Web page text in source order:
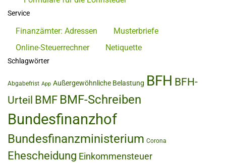
Service
Finanzämter: Adressen
Musterbriefe
Online-Steuerrechner
Netiquette
Schlagwörter
Abgabefrist App Außergewöhnliche Belastung BFH BFH-
Urteil BMF BMF-Schreiben
Bundesfinanzhof
Bundesfinanzministerium Corona
Ehescheidung Einkommensteuer